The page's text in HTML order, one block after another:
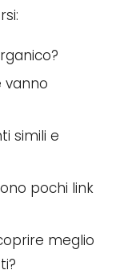
vanno
simili e
pochi link
meglio